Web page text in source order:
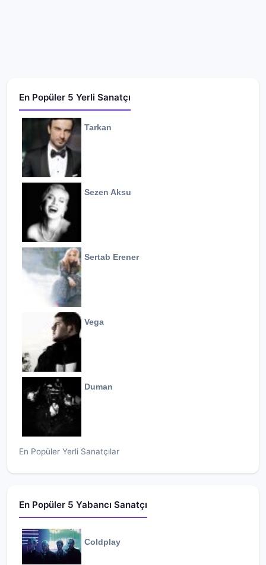
En Popüler 5 Yerli Sanatçı
Tarkan
Sezen Aksu
Sertab Erener
Vega
Duman
En Popüler Yerli Sanatçılar
En Popüler 5 Yabancı Sanatçı
Coldplay